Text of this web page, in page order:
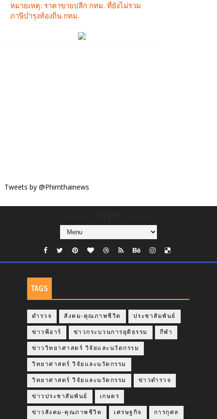
Tweets by @Phimthainews
TAGS
ตำรวจ สังคม-คุณภาพชีวิต ประชาสัมพันธ์
ข่าวพีอาร์ ข่าวกระบวนการยุติธรรม กีฬา
ข่าววิทยาศาสตร์ วิจัยและนวัตกรรม
วิทยาศาสตร์ วิจัยและนวัตกรรม
วิทยาศาสตร์ วิจัยและนวัตกรรม ข่าวตำรวจ
ข่าวประชาสัมพันธ์ เกษตร
ข่าวสังคม-คุณภาพชีวิต เศรษฐกิจ การกุศล